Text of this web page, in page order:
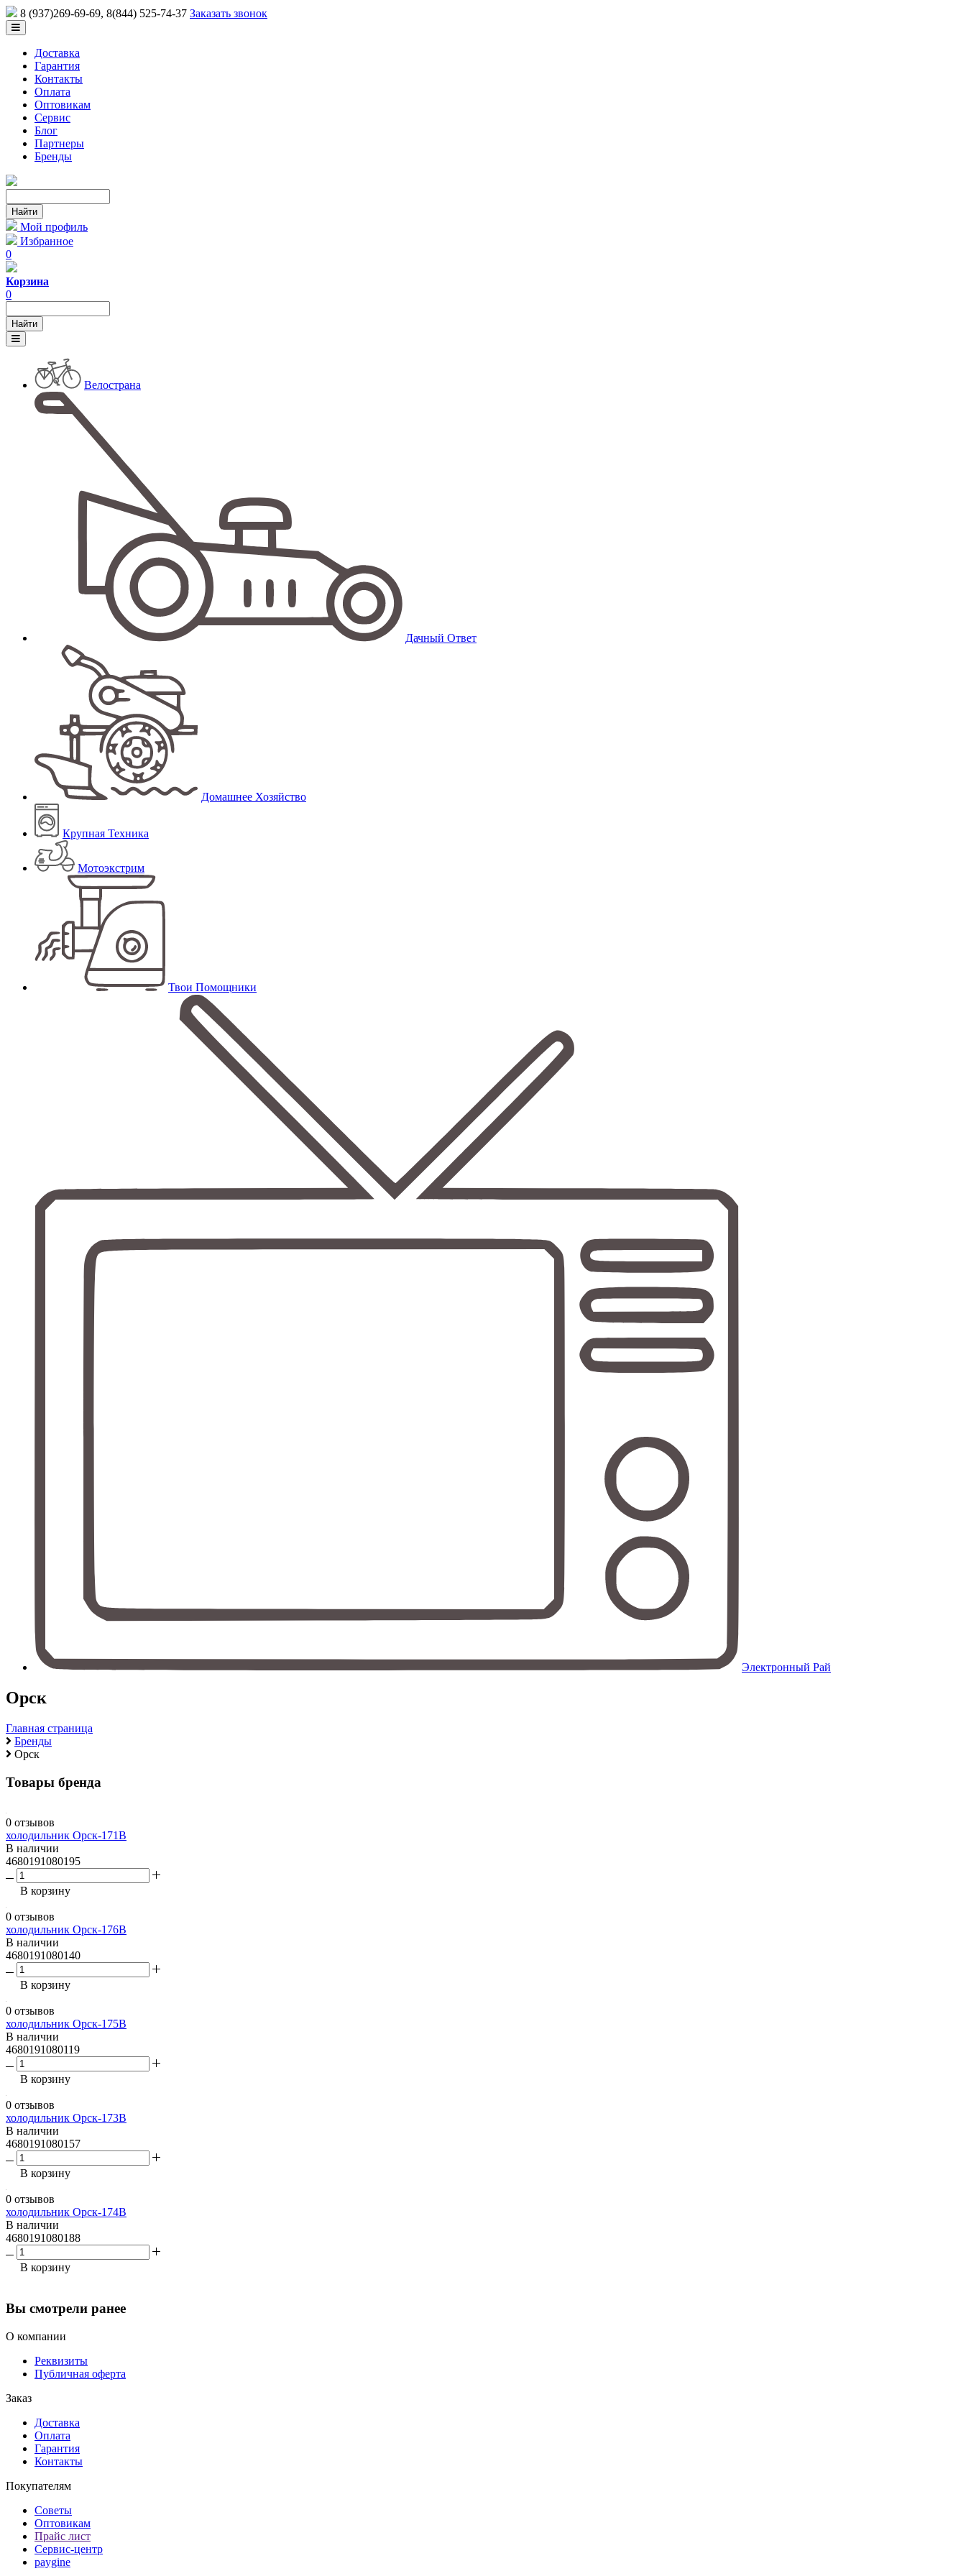
8 (937)269-69-69, 8(844) 525-74-37 Заказать звонок
Доставка
Гарантия
Контакты
Оплата
Оптовикам
Сервис
Блог
Партнеры
Бренды
Мой профиль
Избранное
0
Корзина
0
Велострана
Дачный Ответ
Домашнее Хозяйство
Крупная Техника
Мотоэкстрим
Твои Помощники
Электронный Рай
Орск
Главная страница
Бренды
Орск
Товары бренда
0 отзывов
холодильник Орск-171В
В наличии
4680191080195
В корзину
0 отзывов
холодильник Орск-176В
В наличии
4680191080140
В корзину
0 отзывов
холодильник Орск-175В
В наличии
4680191080119
В корзину
0 отзывов
холодильник Орск-173В
В наличии
4680191080157
В корзину
0 отзывов
холодильник Орск-174В
В наличии
4680191080188
В корзину
Вы смотрели ранее
О компании
Реквизиты
Публичная оферта
Заказ
Доставка
Оплата
Гарантия
Контакты
Покупателям
Советы
Оптовикам
Прайс лист
Сервис-центр
paygine